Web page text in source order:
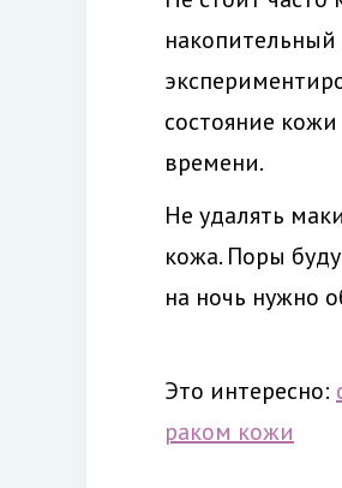
накопительный
состояние
времени.
Не удалять
кожа. Поры
на ночь нужно
Это интересно:
раком кожи